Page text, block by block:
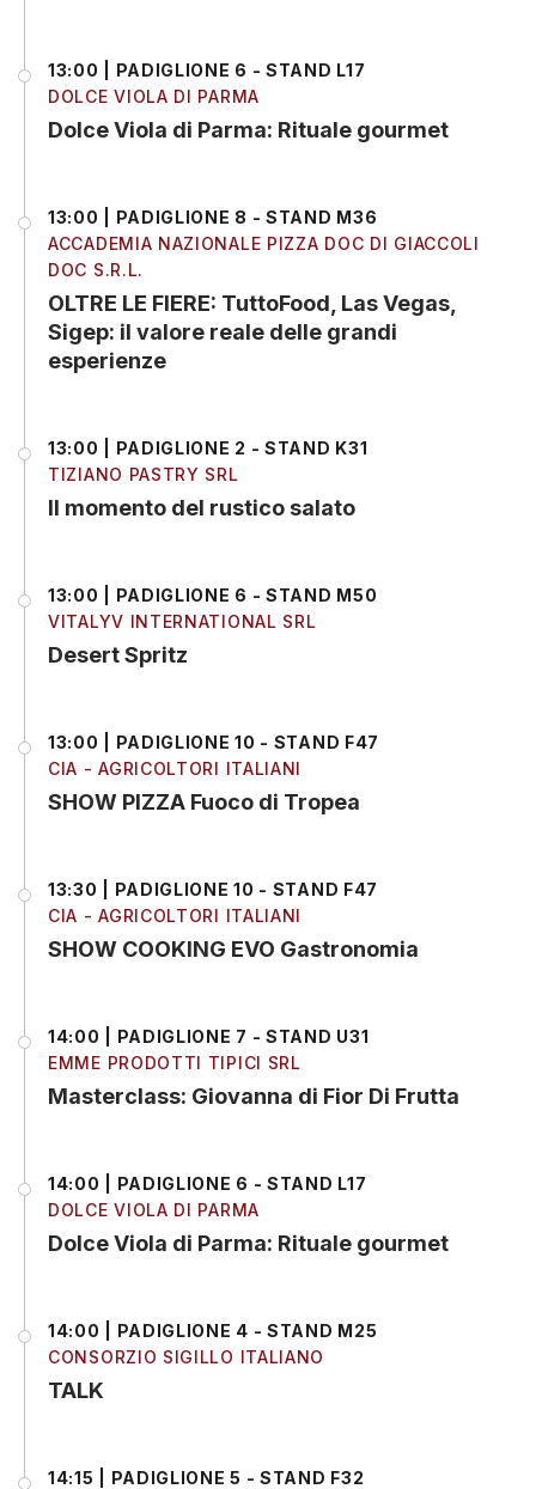
13:00 | PADIGLIONE 6 - STAND L17
DOLCE VIOLA DI PARMA
Dolce Viola di Parma: Rituale gourmet
13:00 | PADIGLIONE 8 - STAND M36
ACCADEMIA NAZIONALE PIZZA DOC DI GIACCOLI
DOC S.R.L.
OLTRE LE FIERE: TuttoFood, Las Vegas,
Sigep: il valore reale delle grandi
esperienze
13:00 | PADIGLIONE 2 - STAND K31
TIZIANO PASTRY SRL
Il momento del rustico salato
13:00 | PADIGLIONE 6 - STAND M50
VITALYV INTERNATIONAL SRL
Desert Spritz
13:00 | PADIGLIONE 10 - STAND F47
CIA - AGRICOLTORI ITALIANI
SHOW PIZZA Fuoco di Tropea
13:30 | PADIGLIONE 10 - STAND F47
CIA - AGRICOLTORI ITALIANI
SHOW COOKING EVO Gastronomia
14:00 | PADIGLIONE 7 - STAND U31
EMME PRODOTTI TIPICI SRL
Masterclass: Giovanna di Fior Di Frutta
14:00 | PADIGLIONE 6 - STAND L17
DOLCE VIOLA DI PARMA
Dolce Viola di Parma: Rituale gourmet
14:00 | PADIGLIONE 4 - STAND M25
CONSORZIO SIGILLO ITALIANO
TALK
14:15 | PADIGLIONE 5 - STAND F32